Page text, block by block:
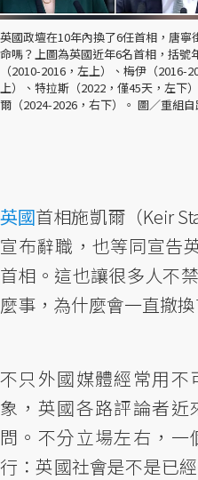
英國政壇在10年內換了6任首相，唐
命嗎？上圖為英國近年6名首相，括號
（2010-2016，左上）、梅伊（
上）、特拉斯（2022，僅45天，左下
爾（2024-2026，右下）。 圖／重組
英國首相施凱爾（Keir
宣布辭職，也等同宣告
首相。這也讓很多人不
麼事，為什麼會一直撤換
不只外國媒體經常用
象，英國各路評論者
問。不分立場左右，
行：英國社會是不是已